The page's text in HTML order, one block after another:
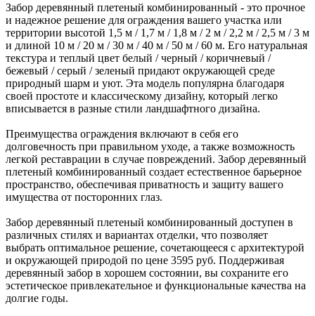
Забор деревянный плетеный комбинированный - это прочное
и надежное решение для ограждения вашего участка или
территории высотой 1,5 м / 1,7 м / 1,8 м / 2 м / 2,2 м / 2,5 м / 3 м
и длиной 10 м / 20 м / 30 м / 40 м / 50 м / 60 м. Его натуральная
текстура и теплый цвет белый / черный / коричневый /
бежевый / серый / зеленый придают окружающей среде
природный шарм и уют. Эта модель популярна благодаря
своей простоте и классическому дизайну, который легко
вписывается в разные стили ландшафтного дизайна.
Преимущества ограждения включают в себя его
долговечность при правильном уходе, а также возможность
легкой реставрации в случае повреждений. Забор деревянный
плетеный комбинированный создает естественное барьерное
пространство, обеспечивая приватность и защиту вашего
имущества от посторонних глаз.
Забор деревянный плетеный комбинированный доступен в
различных стилях и вариантах отделки, что позволяет
выбрать оптимальное решение, сочетающееся с архитектурой
и окружающей природой по цене 3595 руб. Поддерживая
деревянный забор в хорошем состоянии, вы сохраните его
эстетическое привлекательное и функциональные качества на
долгие годы.